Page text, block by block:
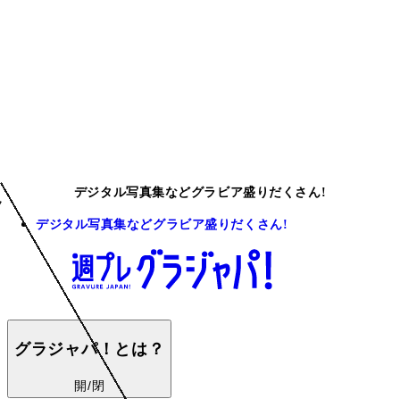
デジタル写真集などグラビア盛りだくさん!
デジタル写真集などグラビア盛りだくさん!
グラジャパ！とは？
開/閉